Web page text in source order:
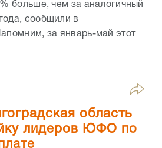
больше, чем за аналогичный
сообщили в
за январь-май этот
область
лидеров ЮФО по